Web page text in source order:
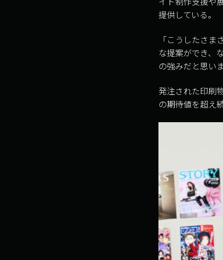
提供している。
「こうしたさ
な提案ができ、
の強みだと思い
発注された印刷
の期待値を超え